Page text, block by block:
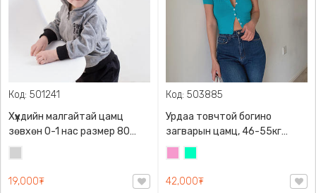
Код: 501241
Хүүхдийн малгайтай цамц
зөвхөн 0-1 нас размер 80
сонголттой
19,000₮
Код: 503885
Урдаа товчтой богино
загварын цамц, 46-55кг
жинд таарна
42,000₮